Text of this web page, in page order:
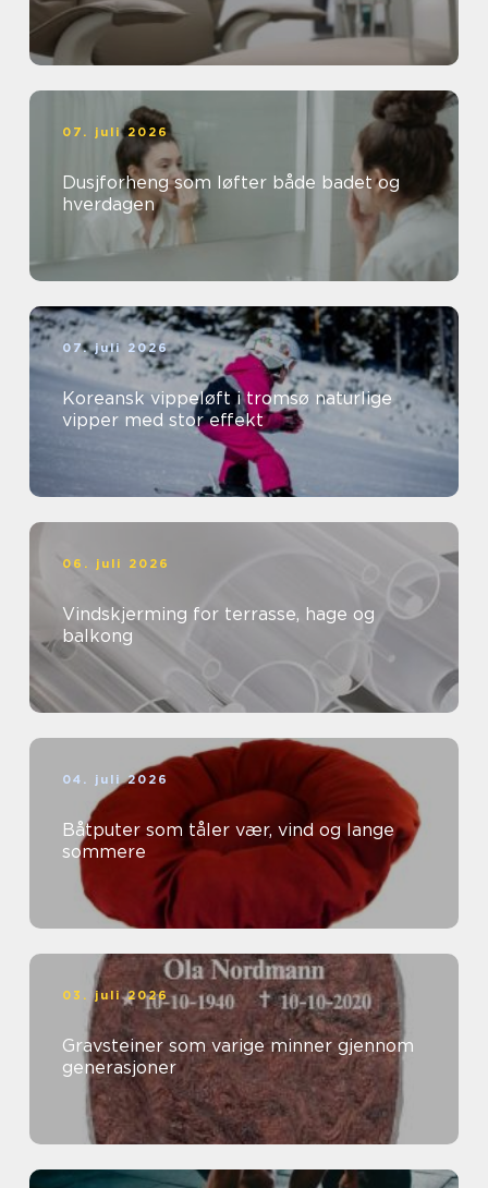
07. juli 2026
Dusjforheng som løfter både badet og
hverdagen
07. juli 2026
Koreansk vippeløft i tromsø naturlige
vipper med stor effekt
06. juli 2026
Vindskjerming for terrasse, hage og
balkong
04. juli 2026
Båtputer som tåler vær, vind og lange
sommere
03. juli 2026
Gravsteiner som varige minner gjennom
generasjoner